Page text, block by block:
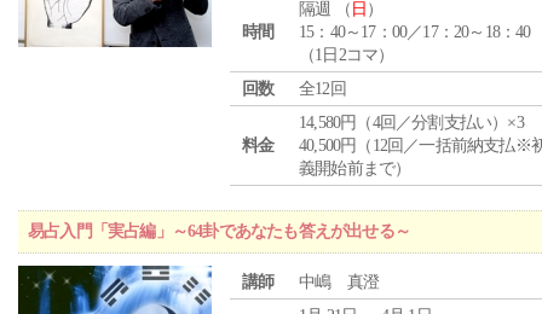
時間
隔週 （ 日 ）
15：40～17：00／17：20～18：40
（1日2コマ）
回数
全12回
料金
14,580円（4回／分割支払い）×3
40,500円（12回／一括前納支払※
義開始前まで）
易占入門「実占編」～64卦であなたも答えが出せる～
講師 中嶋 真澄